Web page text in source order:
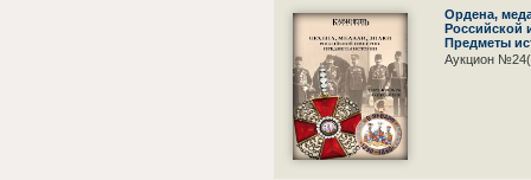
Ордена,
Российской
Предметы
Аукцион